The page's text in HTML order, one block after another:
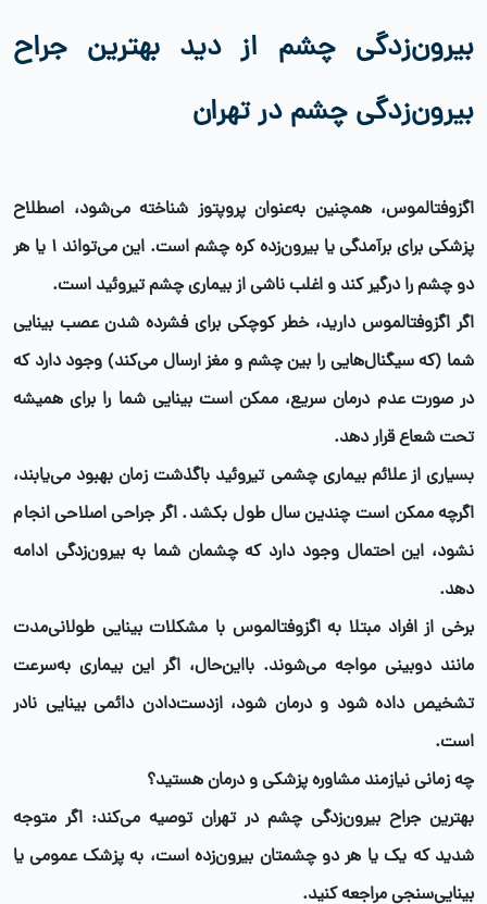
بیرون‌زدگی چشم از دید بهترین جراح
بیرون‌زدگی چشم در تهران
اگزوفتالموس، همچنین به‌عنوان پروپتوز شناخته می‌شود، اصطلاح
پزشکی برای برآمدگی یا بیرون‌زده کره چشم است. این می‌تواند 1 یا هر
دو چشم را درگیر کند و اغلب ناشی از بیماری چشم تیروئید است.
اگر اگزوفتالموس دارید، خطر کوچکی برای فشرده شدن عصب بینایی
شما (که سیگنال‌هایی را بین چشم و مغز ارسال می‌کند) وجود دارد که
در صورت عدم درمان سریع، ممکن است بینایی شما را برای همیشه
تحت شعاع قرار دهد.
بسیاری از علائم بیماری چشمی تیروئید باگذشت زمان بهبود می‌یابند،
اگرچه ممکن است چندین سال طول بکشد. اگر جراحی اصلاحی انجام
نشود، این احتمال وجود دارد که چشمان شما به بیرون‌زدگی ادامه
دهد.
برخی از افراد مبتلا به اگزوفتالموس با مشکلات بینایی طولانی‌مدت
مانند دوبینی مواجه می‌شوند. بااین‌حال، اگر این بیماری به‌سرعت
تشخیص داده شود و درمان شود، ازدست‌دادن دائمی بینایی نادر
است.
چه زمانی نیازمند مشاوره پزشکی و درمان هستید؟
بهترین جراح بیرون‌زدگی چشم در تهران توصیه می‌کند: اگر متوجه
شدید که یک یا هر دو چشمتان بیرون‌زده است، به پزشک عمومی یا
بینایی‌سنجی مراجعه کنید.